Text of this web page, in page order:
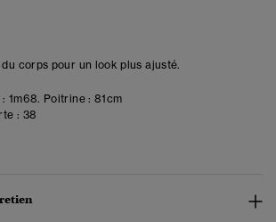
corps pour un look plus ajusté.
1m68. Poitrine : 81cm
: 38